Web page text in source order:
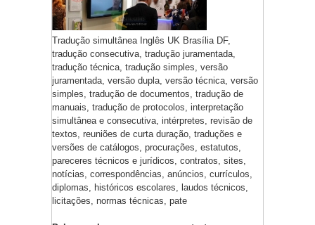
Tradução simultânea Inglês UK Brasília DF,
tradução consecutiva, tradução juramentada,
tradução técnica, tradução simples, versão
juramentada, versão dupla, versão técnica, versão
simples, tradução de documentos, tradução de
manuais, tradução de protocolos, interpretação
simultânea e consecutiva, intérpretes, revisão de
textos, reuniões de curta duração, traduções e
versões de catálogos, procurações, estatutos,
pareceres técnicos e jurídicos, contratos, sites,
notícias, correspondências, anúncios, currículos,
diplomas, históricos escolares, laudos técnicos,
licitações, normas técnicas, pate